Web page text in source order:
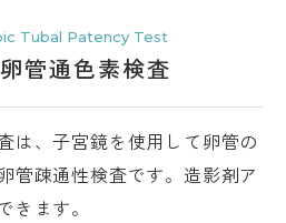
Tubal Patency Test
管通色素検査
は、子宮鏡を使用して卵管の
管疎通性検査です。造影剤ア
きます。